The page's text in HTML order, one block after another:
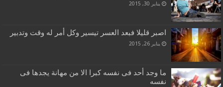
يناير 30, 2015
اصبر قليلا فبعد العسر تيسير وكل أمر له وقت وتدبير
يناير 26, 2015
ما وجد أحد فى نفسه كبرا الا من مهانة يجدها فى
نفسه